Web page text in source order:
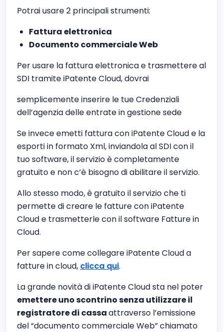
Potrai usare 2 principali strumenti:
Fattura elettronica
Documento commerciale Web
Per usare la fattura elettronica e trasmettere al
SDI tramite iPatente Cloud, dovrai
semplicemente inserire le tue Credenziali
dell’agenzia delle entrate in gestione sede
Se invece emetti fattura con iPatente Cloud e la
esporti in formato Xml, inviandola al SDI con il
tuo software, il servizio è completamente
gratuito e non c’è bisogno di abilitare il servizio.
Allo stesso modo, è gratuito il servizio che ti
permette di creare le fatture con iPatente
Cloud e trasmetterle con il software Fatture in
Cloud.
Per sapere come collegare iPatente Cloud a
fatture in cloud, clicca qui.
La grande novità di iPatente Cloud sta nel poter
emettere uno scontrino senza utilizzare il
registratore di cassaattraverso l’emissione
del “documento commerciale Web” chiamato